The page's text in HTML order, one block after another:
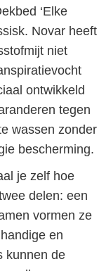
‘Elke
Novar heeft
niet
ontwikkeld
tegen
wassen zonder
bescherming.
je zelf hoe
delen: een
vormen ze
en
kunnen de